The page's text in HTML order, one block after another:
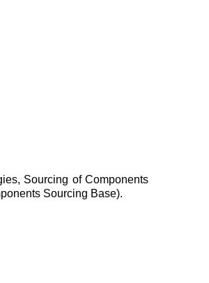
Sourcing of Components
Sourcing Base).